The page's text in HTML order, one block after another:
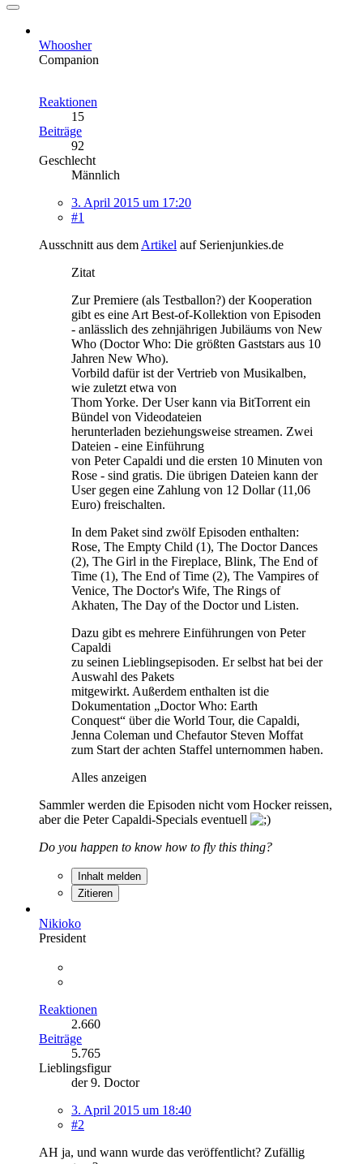
Whoosher
Companion
Reaktionen
15
Beiträge
92
Geschlecht
Männlich
3. April 2015 um 17:20
#1
Ausschnitt aus dem Artikel auf Serienjunkies.de
Zitat
Zur Premiere (als Testballon?) der Kooperation
gibt es eine Art Best-of-Kollektion von Episoden
- anlässlich des zehnjährigen Jubiläums von New
Who (Doctor Who: Die größten Gaststars aus 10
Jahren New Who).
Vorbild dafür ist der Vertrieb von Musikalben,
wie zuletzt etwa von
Thom Yorke. Der User kann via BitTorrent ein
Bündel von Videodateien
herunterladen beziehungsweise streamen. Zwei
Dateien - eine Einführung
von Peter Capaldi und die ersten 10 Minuten von
Rose - sind gratis. Die übrigen Dateien kann der
User gegen eine Zahlung von 12 Dollar (11,06
Euro) freischalten.
In dem Paket sind zwölf Episoden enthalten:
Rose, The Empty Child (1), The Doctor Dances
(2), The Girl in the Fireplace, Blink, The End of
Time (1), The End of Time (2), The Vampires of
Venice, The Doctor's Wife, The Rings of
Akhaten, The Day of the Doctor und Listen.
Dazu gibt es mehrere Einführungen von Peter
Capaldi
zu seinen Lieblingsepisoden. Er selbst hat bei der
Auswahl des Pakets
mitgewirkt. Außerdem enthalten ist die
Dokumentation „Doctor Who: Earth
Conquest“ über die World Tour, die Capaldi,
Jenna Coleman und Chefautor Steven Moffat
zum Start der achten Staffel unternommen haben.
Alles anzeigen
Sammler werden die Episoden nicht vom Hocker reissen,
aber die Peter Capaldi-Specials eventuell
Do you happen to know how to fly this thing?
Inhalt melden
Zitieren
Nikioko
President
Reaktionen
2.660
Beiträge
5.765
Lieblingsfigur
der 9. Doctor
3. April 2015 um 18:40
#2
AH ja, und wann wurde das veröffentlicht? Zufällig